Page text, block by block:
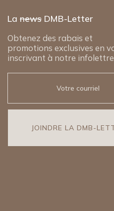
La news DMB-Letter
Obtenez des rabais et
promotions exclusives en
inscrivant à notre